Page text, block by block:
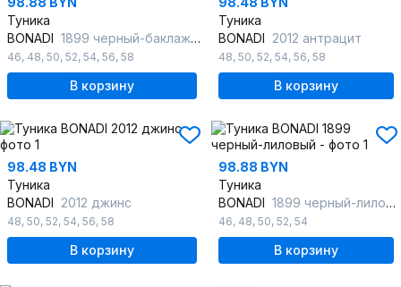
Туника
BONADI 1899 черный-баклажан
46, 48, 50, 52, 54, 56, 58
В корзину
Туника
BONADI 2012 антрацит
48, 50, 52, 54, 56, 58
В корзину
98.48 BYN
Туника
BONADI 2012 джинс
48, 50, 52, 54, 56, 58
В корзину
98.88 BYN
Туника
BONADI 1899 черный-лиловый
46, 48, 50, 52, 54
В корзину